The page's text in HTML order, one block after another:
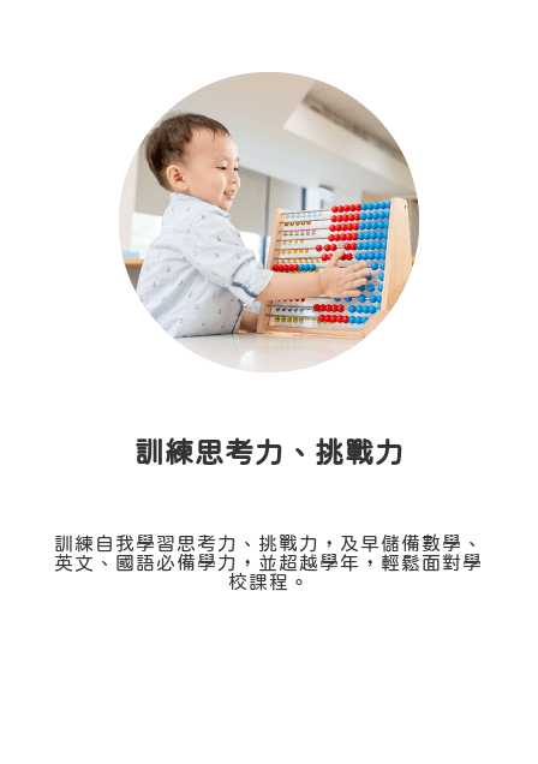
訓練思考力、挑戰力
訓練自我學習思考力、挑戰力，及早儲備數學、
英文、國語必備學力，並超越學年，輕鬆面對學
校課程。